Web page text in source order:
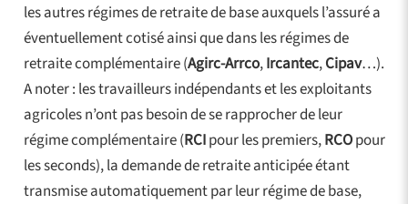
les autres régimes de retraite de base auxquels l’assuré a
éventuellement cotisé ainsi que dans les régimes de
retraite complémentaire (Agirc-Arrco,Ircantec,Cipav…).
A noter : les travailleurs indépendants et les exploitants
agricoles n’ont pas besoin de se rapprocher de leur
régime complémentaire (RCIpour les premiers,RCOpour
les seconds), la demande de retraite anticipée étant
transmise automatiquement par leur régime de base,